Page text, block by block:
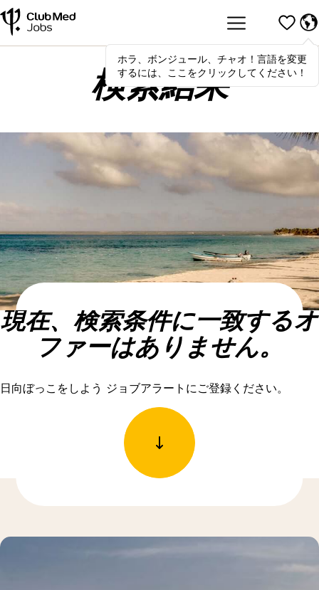
Hola,bonjour, ciao! To switch
languages, click here!
ホラ、ボンジュール、チャオ！言語を変更
するには、ここをクリックしてください！
検索結果
現在、検索条件に一致するオ
ファーはありません。
日向ぼっこをしよう ジョブアラートにご登録ください。